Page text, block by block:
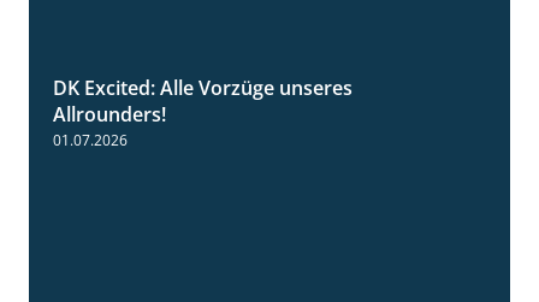
DK Excited: Alle Vorzüge unseres
Allrounders!
01.07.2026